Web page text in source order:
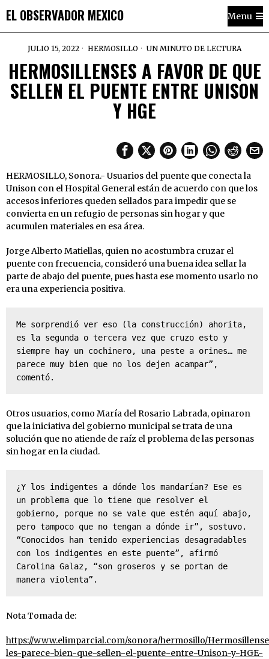
EL OBSERVADOR MEXICO Menu
JULIO 15, 2022 HERMOSILLO UN MINUTO DE LECTURA
HERMOSILLENSES A FAVOR DE QUE
SELLEN EL PUENTE ENTRE UNISON
Y HGE
HERMOSILLO, Sonora.- Usuarios del puente que conecta la
Unison con el Hospital General están de acuerdo con que los
accesos inferiores queden sellados para impedir que se
convierta en un refugio de personas sin hogar y que
acumulen materiales en esa área.
Jorge Alberto Matiellas, quien no acostumbra cruzar el
puente con frecuencia, consideró una buena idea sellar la
parte de abajo del puente, pues hasta ese momento usarlo no
era una experiencia positiva.
Me sorprendió ver eso (la construcción) ahorita,
es la segunda o tercera vez que cruzo esto y
siempre hay un cochinero, una peste a orines… me
parece muy bien que no los dejen acampar”,
comentó.
Otros usuarios, como María del Rosario Labrada, opinaron
que la iniciativa del gobierno municipal se trata de una
solución que no atiende de raíz el problema de las personas
sin hogar en la ciudad.
¿Y los indigentes a dónde los mandarían? Ese es
un problema que lo tiene que resolver el
gobierno, porque no se vale que estén aquí abajo,
pero tampoco que no tengan a dónde ir”, sostuvo.
“Conocidos han tenido experiencias desagradables
con los indigentes en este puente”, afirmó
Carolina Galaz, “son groseros y se portan de
manera violenta”.
Nota Tomada de:
https://www.elimparcial.com/sonora/hermosillo/
les-parece-bien-que-sellen-el-puente-entre-Unison-y-HGE-